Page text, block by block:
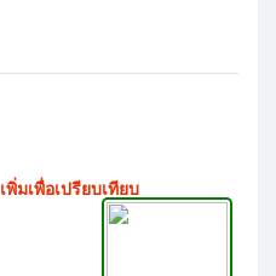
เพิ่มเพื่อเปรียบเทียบ